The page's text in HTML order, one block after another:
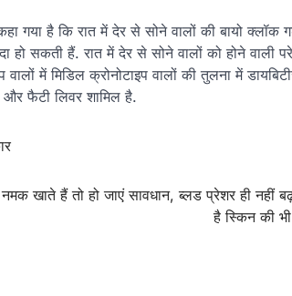
है कि रात में देर से सोने वालों की बायो क्लॉक
हो सकती हैं. रात में देर से सोने वालों को होने वाली
में मिडिल क्रोनोटाइप वालों की तुलना में
फैटी लिवर शामिल है.
नमक खाते हैं तो हो जाएं सावधान, ब्लड प्रेशर ही नहीं
है स्किन की